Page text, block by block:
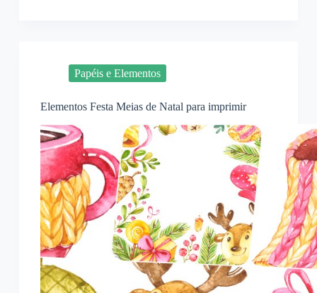
Papéis e Elementos
Elementos Festa Meias de Natal para imprimir